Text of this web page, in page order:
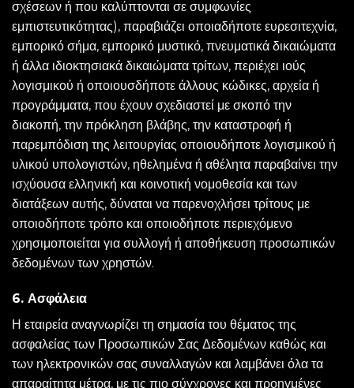
σχέσεων ή που καλύπτονται σε συμφωνίες
εμπιστευτικότητας), παραβιάζει οποιαδήποτε ευρεσιτεχνία,
εμπορικό σήμα, εμπορικό μυστικό, πνευματικά δικαιώματα
ή άλλα ιδιοκτησιακά δικαιώματα τρίτων, περιέχει ιούς
λογισμικού ή οποιουσδήποτε άλλους κώδικες, αρχεία ή
προγράμματα, που έχουν σχεδιαστεί με σκοπό την
διακοπή, την πρόκληση βλάβης, την καταστροφή ή
παρεμπόδιση της λειτουργίας οποιουδήποτε λογισμικού ή
υλικού υπολογιστών, ηθελημένα ή αθέλητα παραβαίνει την
ισχύουσα ελληνική και κοινοτική νομοθεσία και των
διατάξεων αυτής, δύναται να παρενοχλήσει τρίτους με
οποιοδήποτε τρόπο και οποιοδήποτε περιεχόμενο
χρησιμοποιείται για συλλογή ή αποθήκευση προσωπικών
δεδομένων των χρηστών.
6. Ασφάλεια
Η εταιρεία αναγνωρίζει τη σημασία του θέματος της
ασφαλείας των Προσωπικών Σας Δεδομένων καθώς και
των ηλεκτρονικών σας συναλλαγών και λαμβάνει όλα τα
απαραίτητα μέτρα, με τις πιο σύγχρονες και προηγμένες